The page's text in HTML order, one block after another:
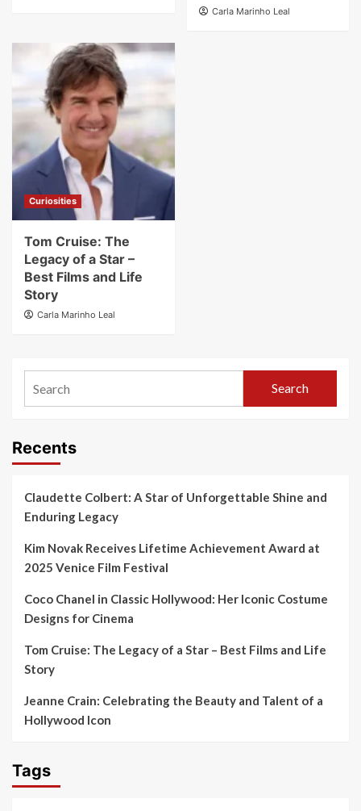
Carla Marinho Leal
Curiosities
Tom Cruise: The
Legacy of a Star –
Best Films and Life
Story
Carla Marinho Leal
Search
Recents
Claudette Colbert: A Star of Unforgettable Shine and
Enduring Legacy
Kim Novak Receives Lifetime Achievement Award at
2025 Venice Film Festival
Coco Chanel in Classic Hollywood: Her Iconic Costume
Designs for Cinema
Tom Cruise: The Legacy of a Star – Best Films and Life
Story
Jeanne Crain: Celebrating the Beauty and Talent of a
Hollywood Icon
Tags